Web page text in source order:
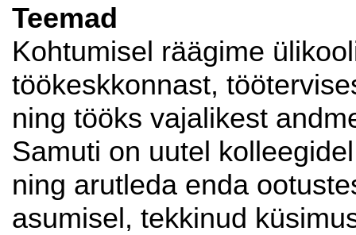
Teemad
Kohtumisel räägime
töökeskkonnast,
ning tööks vajalikest
Samuti on uutel
ning arutleda enda
asumisel, tekkinud